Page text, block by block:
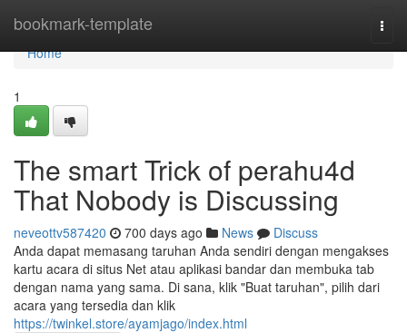
bookmark-template
Home
Home
1
The smart Trick of perahu4d
That Nobody is Discussing
neveottv587420 700 days ago News
Discuss
Anda dapat memasang taruhan Anda sendiri dengan mengakses
kartu acara di situs Net atau aplikasi bandar dan membuka tab
dengan nama yang sama. Di sana, klik "Buat taruhan", pilih dari
acara yang tersedia dan klik
https://twinkel.store/ayamjago/index.html